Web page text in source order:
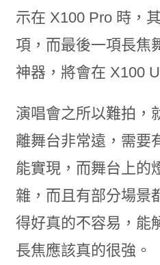
示在 X100 Pro 時，
項，而最後一項長焦
神器，將會在 X100
演唱會之所以難拍，
離舞台非常遠，需要
能實現，而舞台上的
雜，而且有部分場景
得好真的不容易，能
長焦應該真的很強。